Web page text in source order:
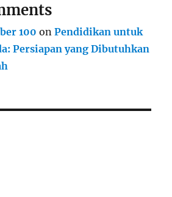
100 onPendidikan untuk
Persiapan yang Dibutuhkan